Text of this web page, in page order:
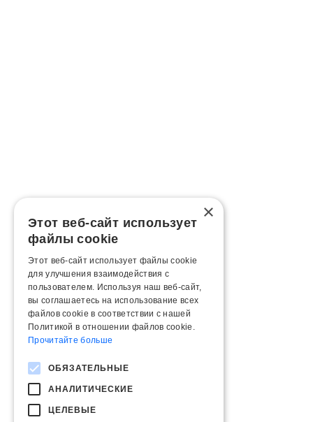
×
Этот веб-сайт использует
файлы cookie
Этот веб-сайт использует файлы cookie
для улучшения взаимодействия с
пользователем. Используя наш веб-сайт,
вы соглашаетесь на использование всех
файлов cookie в соответствии с нашей
Политикой в ​​отношении файлов cookie.
Прочитайте больше
ОБЯЗАТЕЛЬНЫЕ
АНАЛИТИЧЕСКИЕ
ЦЕЛЕВЫЕ